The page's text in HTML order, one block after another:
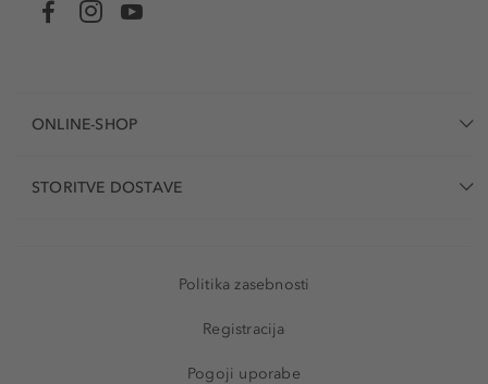
ONLINE-SHOP
STORITVE DOSTAVE
Politika zasebnosti
Registracija
Pogoji uporabe